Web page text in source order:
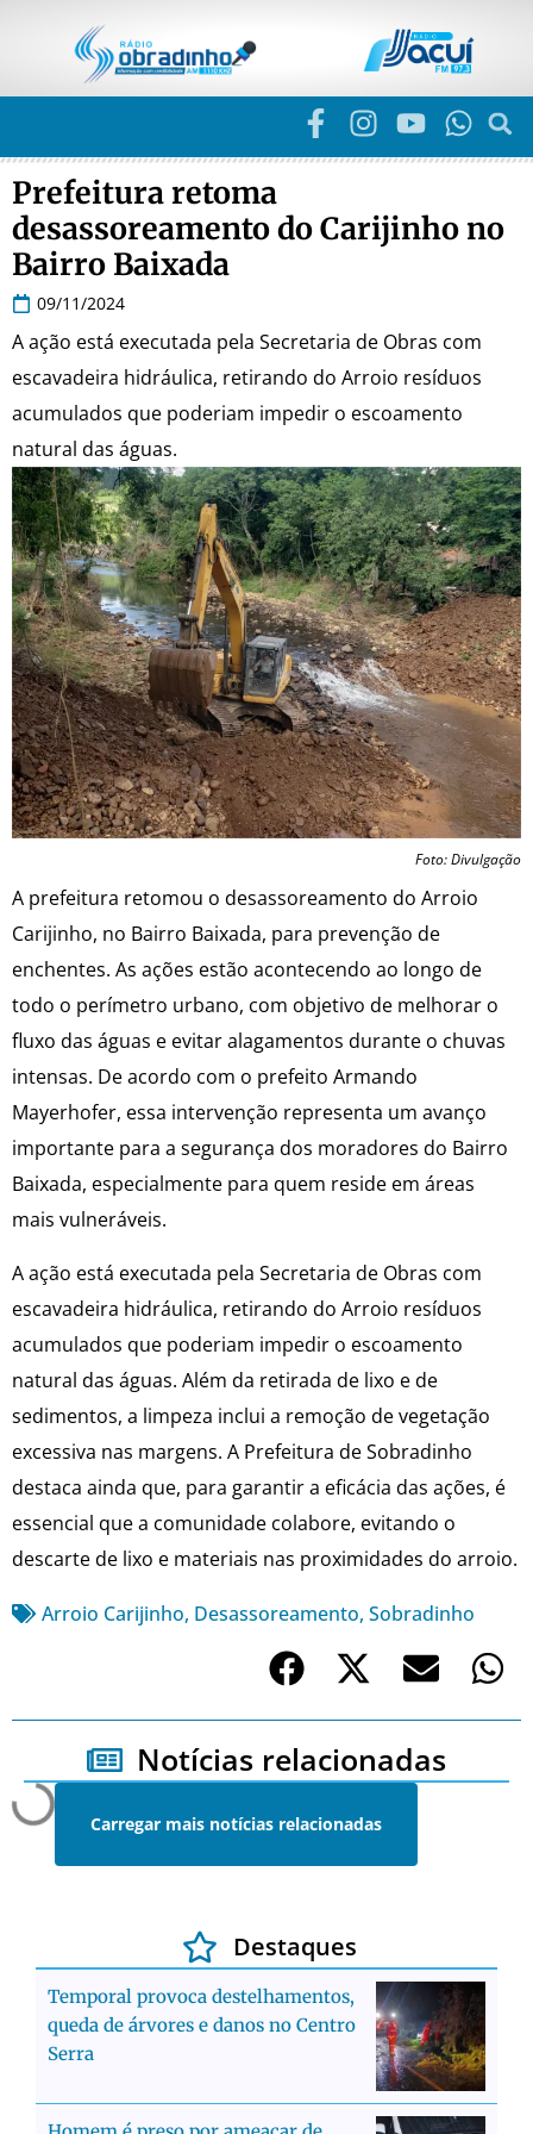
Prefeitura retoma
desassoreamento do Carijinho no
Bairro Baixada
09/11/2024
A ação está executada pela Secretaria de Obras com
escavadeira hidráulica, retirando do Arroio resíduos
acumulados que poderiam impedir o escoamento
natural das águas.
Foto: Divulgação
A prefeitura retomou o desassoreamento do Arroio
Carijinho, no Bairro Baixada, para prevenção de
enchentes. As ações estão acontecendo ao longo de
todo o perímetro urbano, com objetivo de melhorar o
fluxo das águas e evitar alagamentos durante o chuvas
intensas. De acordo com o prefeito Armando
Mayerhofer, essa intervenção representa um avanço
importante para a segurança dos moradores do Bairro
Baixada, especialmente para quem reside em áreas
mais vulneráveis.
A ação está executada pela Secretaria de Obras com
escavadeira hidráulica, retirando do Arroio resíduos
acumulados que poderiam impedir o escoamento
natural das águas. Além da retirada de lixo e de
sedimentos, a limpeza inclui a remoção de vegetação
excessiva nas margens. A Prefeitura de Sobradinho
destaca ainda que, para garantir a eficácia das ações, é
essencial que a comunidade colabore, evitando o
descarte de lixo e materiais nas proximidades do arroio.
Arroio Carijinho, Desassoreamento, Sobradinho
Notícias relacionadas
Carregar mais notícias relacionadas
Destaques
Temporal provoca destelhamentos,
queda de árvores e danos no Centro
Serra